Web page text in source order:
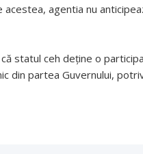
agentia nu
statul ceh deţine o
din partea Guvernului,